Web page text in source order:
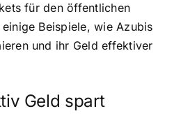
für den öffentlichen
Beispiele, wie Azubis
und ihr Geld effektiver
Geld spart